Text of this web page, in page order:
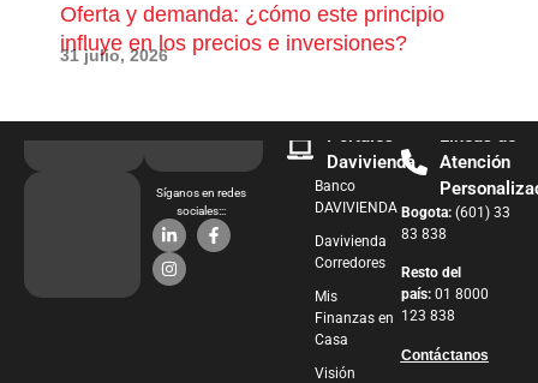
Oferta y demanda: ¿cómo este principio
influye en los precios e inversiones?
31 julio, 2026
Síganos en redes
sociales:::
Portales
Davivienda
Banco
DAVIVIENDA
Davivienda
Corredores
Mis
Finanzas en
Casa
Visión
Líneas de
Atención
Bogota: (601) 33
83 838
Resto del
país: 01 8000
123 838
Contáctanos